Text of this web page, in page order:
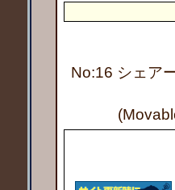
No:16 シェア